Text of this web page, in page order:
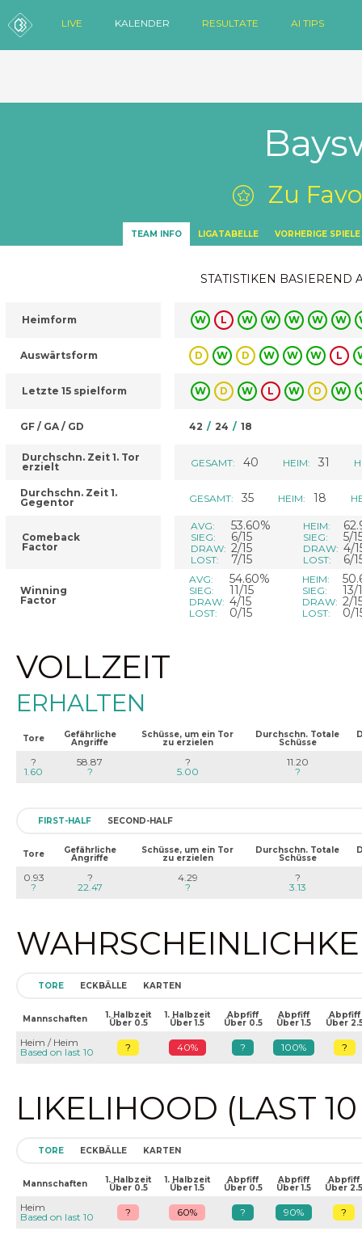
LIVE KALENDER RESULTATE AI TIPS
Zu
TEAM INFO LIGATABELLE VORHERIGE SPIELE
STATISTIKEN BASIEREND
Heimform
Auswärtsform
Letzte 15 spielform
GF / GA / GD
Durchschn. Zeit 1. Tor
erzielt
Durchschn. Zeit 1.
Gegentor
Comeback
Factor
Winning
Factor
W L W W W W W
D W D W W W L
W D W L W D W
42 / 24 / 18
GESAMT: 40 HEIM: 31
GESAMT: 35 HEIM: 18
AVG: 53.60%
SIEG: 6/15
DRAW: 2/15
LOST: 7/15
HEIM:
SIEG: 5/
DRAW: 4/
LOST: 6/
AVG: 54.60%
SIEG: 11/15
DRAW: 4/15
LOST: 0/15
HEIM:
SIEG: 13/
DRAW: 2/
LOST: 0/
VOLLZEIT
ERHALTEN
Tore Gefährliche
Angriffe
Schüsse, um ein Tor
zu erzielen
Durchschn. Totale
Schüsse
?
1.60
58.87
?
?
5.00
11.20
?
FIRST-HALF SECOND-HALF
Tore Gefährliche
Angriffe
Schüsse, um ein Tor
zu erzielen
Durchschn. Totale
Schüsse
0.93
?
?
22.47
4.29
?
?
3.13
TORE ECKBÄLLE KARTEN
Mannschaften 1. Halbzeit
Über 0.5
1. Halbzeit
Über 1.5
Abpfiff
Über 0.5
Abpfiff
Über 1.5
Abpfiff
Über
Heim / Heim
Based on last 10
? 40% ? 100% ?
LIKELIHOOD (LAST
TORE ECKBÄLLE KARTEN
Mannschaften 1. Halbzeit
Über 0.5
1. Halbzeit
Über 1.5
Abpfiff
Über 0.5
Abpfiff
Über 1.5
Abpfiff
Über 2.5
Heim
Based on last 10
? 60% ? 90% ?